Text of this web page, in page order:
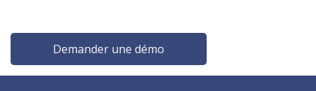
Demander une démo